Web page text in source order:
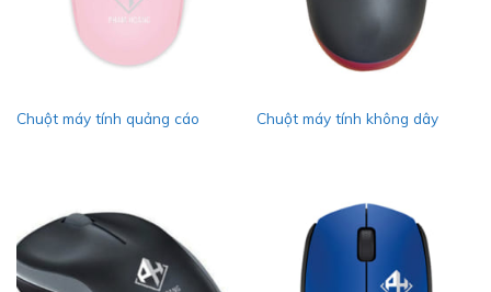
Chuột máy tính quảng cáo Chuột máy tính không dây